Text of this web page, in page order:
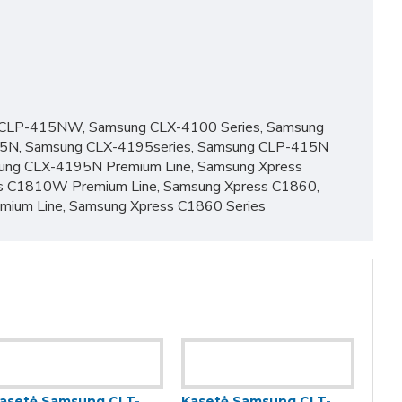
415NW, Samsung CLX-4100 Series, Samsung
Samsung CLX-4195series, Samsung CLP-415N
CLX-4195N Premium Line, Samsung Xpress
Premium Line, Samsung Xpress C1860,
Line, Samsung Xpress C1860 Series